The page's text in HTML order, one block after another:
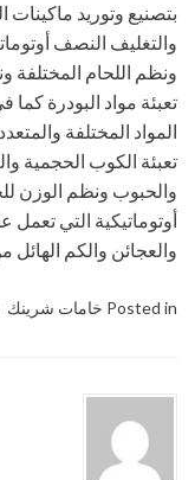
بتصنيع وتوريد
والتغليف النصف
ونظم اللحام المختلفة
تعبئة مواد البودرة
المواد المختلفة
تعبئة الكوب الحجمية
والحبوب ونظم الوزن
أوتوماتيكية التي تعمل
والعجائن والكم الهائل
Posted in خامات شرينك